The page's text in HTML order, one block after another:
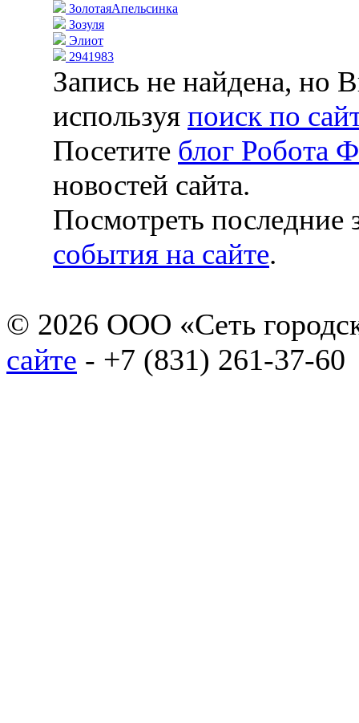
ЗолотаяАпельсинка
Зозуля
Элиот
2941983
Запись не найдена, но
используя поиск по
Посетите блог Робота
новостей сайта.
Посмотреть последние
события на сайте.
© 2026 ООО «Сеть
сайте - +7 (831) 261-37-60